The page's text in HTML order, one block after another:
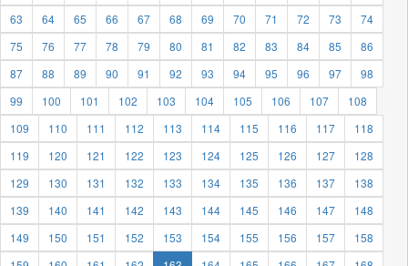
63
64 65 66 67 68 69 70 71 72 73
74
75
76 77 78 79 80 81 82 83 84 85
86
87
88 89 90 91 92 93 94 95 96 97
98
99
100 101 102 103 104 105 106 107
108
109
110 111 112 113 114 115 116 117
118
119
120 121 122 123 124 125 126 127
128
129
130 131 132 133 134 135 136 137
138
139
140 141 142 143 144 145 146 147
148
149
150 151 152 153 154 155 156 157
158